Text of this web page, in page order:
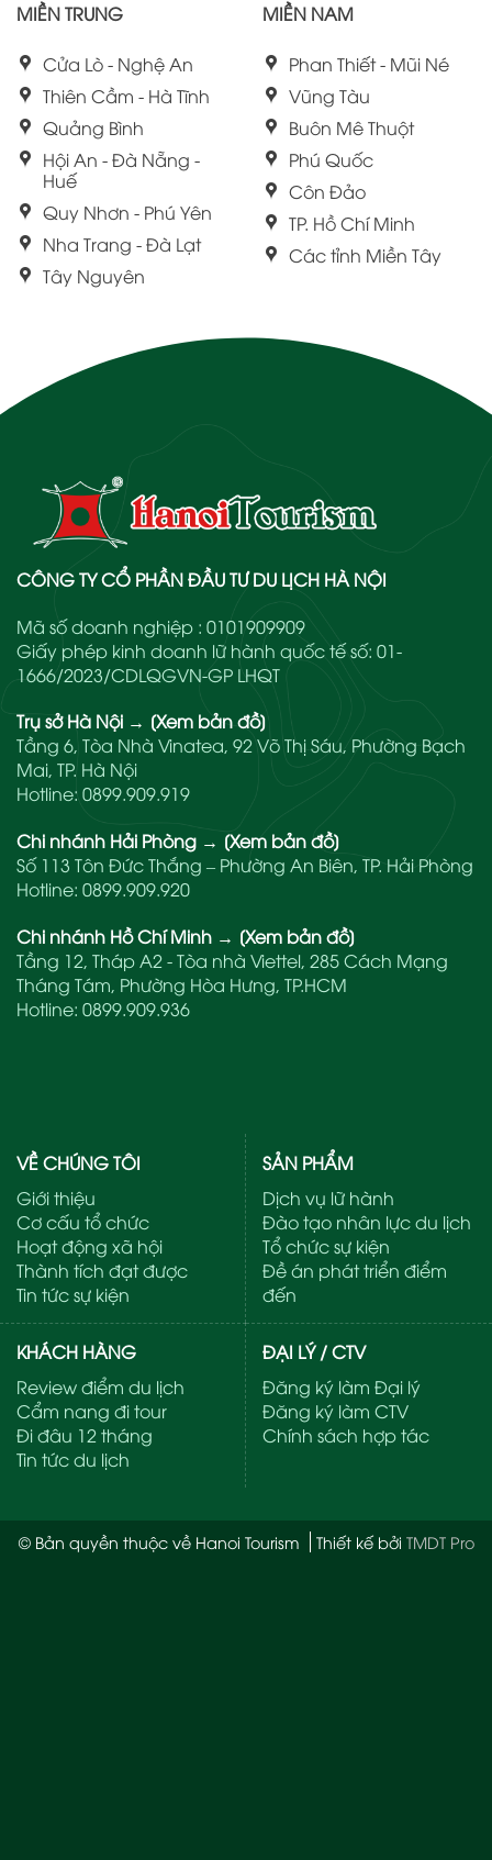
MIỀN TRUNG
Cửa Lò - Nghệ An
Thiên Cầm - Hà Tĩnh
Quảng Bình
Hội An - Đà Nẵng -
Huế
Quy Nhơn - Phú Yên
Nha Trang - Đà Lạt
Tây Nguyên
MIỀN NAM
Phan Thiết - Mũi Né
Vũng Tàu
Buôn Mê Thuột
Phú Quốc
Côn Đảo
TP. Hồ Chí Minh
Các tỉnh Miền Tây
CÔNG TY CỔ PHẦN ĐẦU TƯ DU LỊCH HÀ NỘI
Mã số doanh nghiệp : 0101909909
Giấy phép kinh doanh lữ hành quốc tế số: 01-
1666/2023/CDLQGVN-GP LHQT
Trụ sở Hà Nội → [Xem bản đồ]
Tầng 6, Tòa Nhà Vinatea, 92 Võ Thị Sáu, Phường Bạch
Mai, TP. Hà Nội
Hotline: 0899.909.919
Chi nhánh Hải Phòng → [Xem bản đồ]
Số 113 Tôn Đức Thắng – Phường An Biên, TP. Hải Phòng
Hotline: 0899.909.920
Chi nhánh Hồ Chí Minh → [Xem bản đồ]
Tầng 12, Tháp A2 - Tòa nhà Viettel, 285 Cách Mạng
Tháng Tám, Phường Hòa Hưng, TP.HCM
Hotline: 0899.909.936
VỀ CHÚNG TÔI
Giới thiệu
Cơ cấu tổ chức
Hoạt động xã hội
Thành tích đạt được
Tin tức sự kiện
SẢN PHẨM
Dịch vụ lữ hành
Đào tạo nhân lực du lịch
Tổ chức sự kiện
Đề án phát triển điểm
đến
KHÁCH HÀNG
Review điểm du lịch
Cẩm nang đi tour
Đi đâu 12 tháng
Tin tức du lịch
ĐẠI LÝ / CTV
Đăng ký làm Đại lý
Đăng ký làm CTV
Chính sách hợp tác
© Bản quyền thuộc về Hanoi Tourism Thiết kế bởi TMDT Pro